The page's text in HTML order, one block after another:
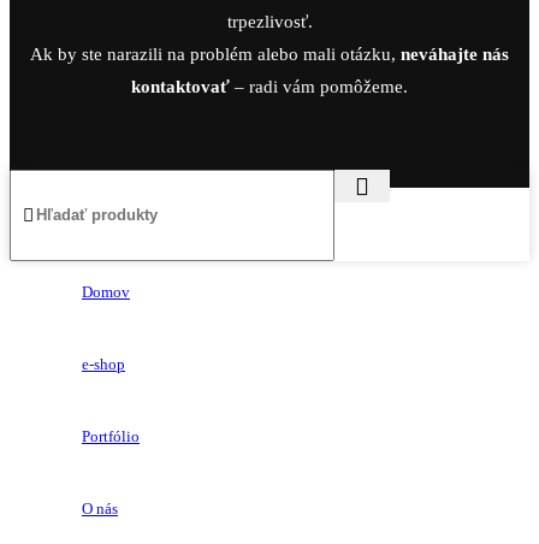
trpezlivosť.
Ak by ste narazili na problém alebo mali otázku, neváhajte nás
kontaktovať – radi vám pomôžeme.
Domov
e-shop
Portfólio
O nás